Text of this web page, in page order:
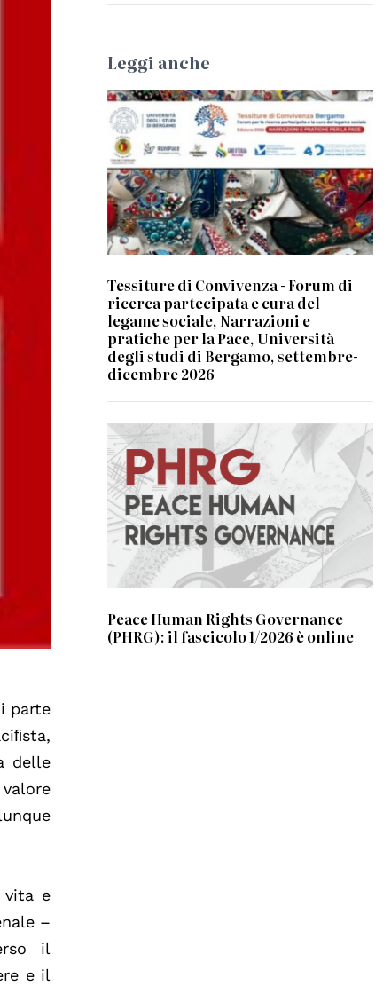
parte
delle
vita e
–
il
e il
Leggi anche
© Università degli Studi di Bologna
Tessiture di Convivenza - Forum di
ricerca partecipata e cura del
legame sociale, Narrazioni e
pratiche per la Pace, Università
degli studi di Bergamo, settembre-
dicembre 2026
Peace Human Rights Governance
(PHRG): il fascicolo 1/2026 è online